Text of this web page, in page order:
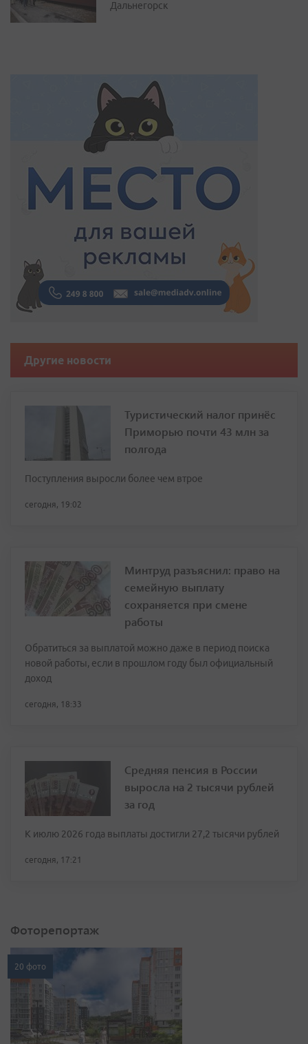
Дальнегорск
Другие новости
Туристический налог принёс
Приморью почти 43 млн за
полгода
Поступления выросли более чем втрое
сегодня, 19:02
Минтруд разъяснил: право на
семейную выплату
сохраняется при смене
работы
Обратиться за выплатой можно даже в период поиска
новой работы, если в прошлом году был официальный
доход
сегодня, 18:33
Средняя пенсия в России
выросла на 2 тысячи рублей
за год
К июлю 2026 года выплаты достигли 27,2 тысячи рублей
сегодня, 17:21
Фоторепортаж
20 фото